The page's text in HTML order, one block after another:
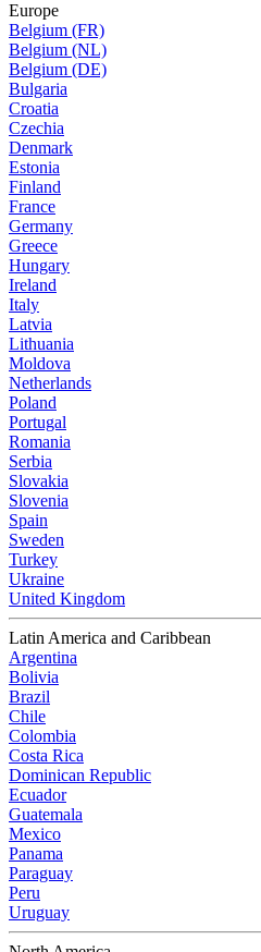
Europe
Belgium (FR)
Belgium (NL)
Belgium (DE)
Bulgaria
Croatia
Czechia
Denmark
Estonia
Finland
France
Germany
Greece
Hungary
Ireland
Italy
Latvia
Lithuania
Moldova
Netherlands
Poland
Portugal
Romania
Serbia
Slovakia
Slovenia
Spain
Sweden
Turkey
Ukraine
United Kingdom
Latin America and Caribbean
Argentina
Bolivia
Brazil
Chile
Colombia
Costa Rica
Dominican Republic
Ecuador
Guatemala
Mexico
Panama
Paraguay
Peru
Uruguay